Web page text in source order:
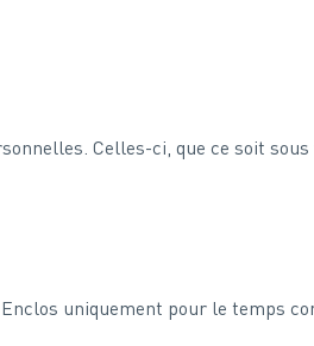
Celles-ci, que ce soit sous
uniquement pour le temps